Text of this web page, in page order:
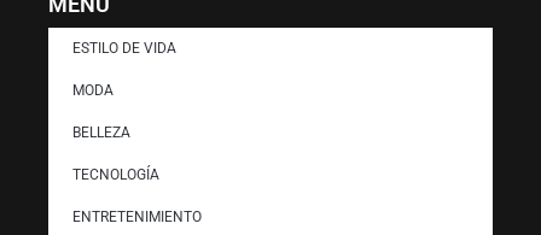
ESTILO DE VIDA
MODA
BELLEZA
TECNOLOGÍA
ENTRETENIMIENTO